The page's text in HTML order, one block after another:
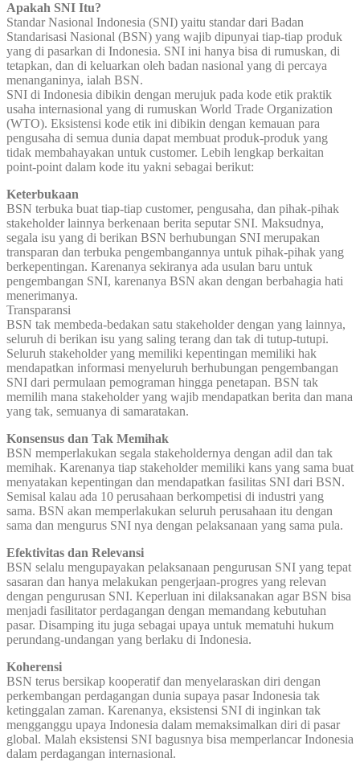
Apakah SNI Itu?
Standar Nasional Indonesia (SNI) yaitu standar dari Badan
Standarisasi Nasional (BSN) yang wajib dipunyai tiap-tiap produk
yang di pasarkan di Indonesia. SNI ini hanya bisa di rumuskan, di
tetapkan, dan di keluarkan oleh badan nasional yang di percaya
menanganinya, ialah BSN.
SNI di Indonesia dibikin dengan merujuk pada kode etik praktik
usaha internasional yang di rumuskan World Trade Organization
(WTO). Eksistensi kode etik ini dibikin dengan kemauan para
pengusaha di semua dunia dapat membuat produk-produk yang
tidak membahayakan untuk customer. Lebih lengkap berkaitan
point-point dalam kode itu yakni sebagai berikut:
Keterbukaan
BSN terbuka buat tiap-tiap customer, pengusaha, dan pihak-pihak
stakeholder lainnya berkenaan berita seputar SNI. Maksudnya,
segala isu yang di berikan BSN berhubungan SNI merupakan
transparan dan terbuka pengembangannya untuk pihak-pihak yang
berkepentingan. Karenanya sekiranya ada usulan baru untuk
pengembangan SNI, karenanya BSN akan dengan berbahagia hati
menerimanya.
Transparansi
BSN tak membeda-bedakan satu stakeholder dengan yang lainnya,
seluruh di berikan isu yang saling terang dan tak di tutup-tutupi.
Seluruh stakeholder yang memiliki kepentingan memiliki hak
mendapatkan informasi menyeluruh berhubungan pengembangan
SNI dari permulaan pemograman hingga penetapan. BSN tak
memilih mana stakeholder yang wajib mendapatkan berita dan mana
yang tak, semuanya di samaratakan.
Konsensus dan Tak Memihak
BSN memperlakukan segala stakeholdernya dengan adil dan tak
memihak. Karenanya tiap stakeholder memiliki kans yang sama buat
menyatakan kepentingan dan mendapatkan fasilitas SNI dari BSN.
Semisal kalau ada 10 perusahaan berkompetisi di industri yang
sama. BSN akan memperlakukan seluruh perusahaan itu dengan
sama dan mengurus SNI nya dengan pelaksanaan yang sama pula.
Efektivitas dan Relevansi
BSN selalu mengupayakan pelaksanaan pengurusan SNI yang tepat
sasaran dan hanya melakukan pengerjaan-progres yang relevan
dengan pengurusan SNI. Keperluan ini dilaksanakan agar BSN bisa
menjadi fasilitator perdagangan dengan memandang kebutuhan
pasar. Disamping itu juga sebagai upaya untuk mematuhi hukum
perundang-undangan yang berlaku di Indonesia.
Koherensi
BSN terus bersikap kooperatif dan menyelaraskan diri dengan
perkembangan perdagangan dunia supaya pasar Indonesia tak
ketinggalan zaman. Karenanya, eksistensi SNI di inginkan tak
mengganggu upaya Indonesia dalam memaksimalkan diri di pasar
global. Malah eksistensi SNI bagusnya bisa memperlancar Indonesia
dalam perdagangan internasional.